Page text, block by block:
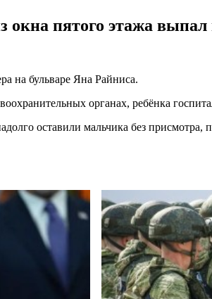
окна пятого этажа
на бульваре Яна Райниса.
органах, ребёнка
оставили мальчика без присмотра,